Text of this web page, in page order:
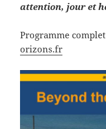
attention, jour et
Programme
orizons.fr